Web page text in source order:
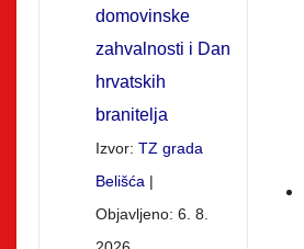
domovinske
zahvalnosti i Dan
hrvatskih
branitelja
Izvor: TZ grada
Belišća
Objavljeno: 6. 8.